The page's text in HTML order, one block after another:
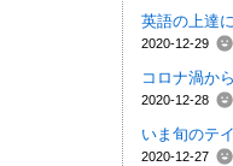
英語の上達
2020-12-29
コロナ渦か
2020-12-28
いま旬のテ
2020-12-27